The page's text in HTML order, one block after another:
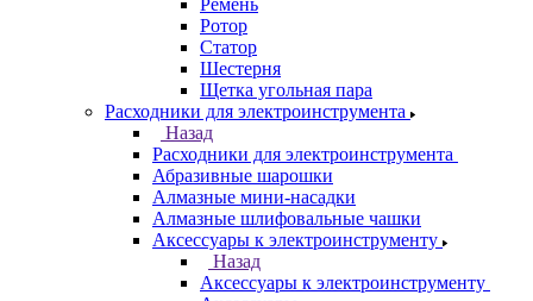
Ремень
Ротор
Статор
Шестерня
Щетка угольная пара
Расходники для электроинструмента
Назад
Расходники для электроинструмента
Абразивные шарошки
Алмазные мини-насадки
Алмазные шлифовальные чашки
Аксессуары к электроинструменту
Назад
Аксессуары к электроинструменту